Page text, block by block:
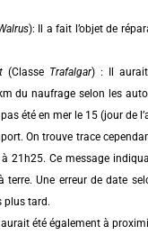
): Il a fait l’objet de
(Classe Trafalgar) : Il aurait
du naufrage selon les
été en mer le 15 (jour de
On trouve trace
21h25. Ce message
terre. Une erreur de date
plus tard.
été également à